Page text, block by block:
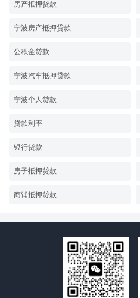
房产抵押贷款
宁波房产抵押贷款
公积金贷款
宁波汽车抵押贷款
宁波个人贷款
贷款利率
银行贷款
房子抵押贷款
商铺抵押贷款